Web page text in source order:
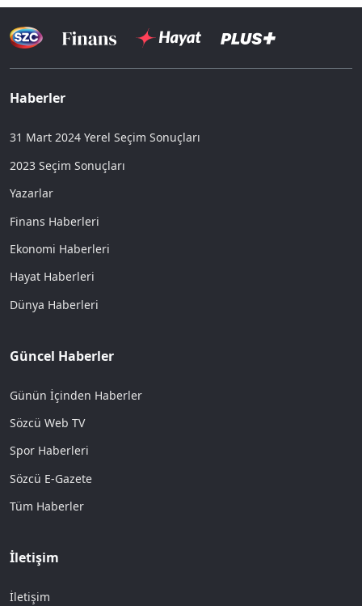
Haberler
31 Mart 2024 Yerel Seçim Sonuçları
2023 Seçim Sonuçları
Yazarlar
Finans Haberleri
Ekonomi Haberleri
Hayat Haberleri
Dünya Haberleri
Güncel Haberler
Günün İçinden Haberler
Sözcü Web TV
Spor Haberleri
Sözcü E-Gazete
Tüm Haberler
İletişim
İletişim